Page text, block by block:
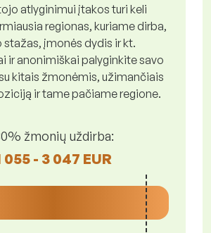
atlyginimui įtakos turi keli
regionas, kuriame dirba,
stažas, įmonės dydis ir kt.
ir anonimiškai palyginkite savo
kitais žmonėmis, užimančiais
ir tame pačiame regione.
žmonių uždirba:
055 - 3 047 EUR